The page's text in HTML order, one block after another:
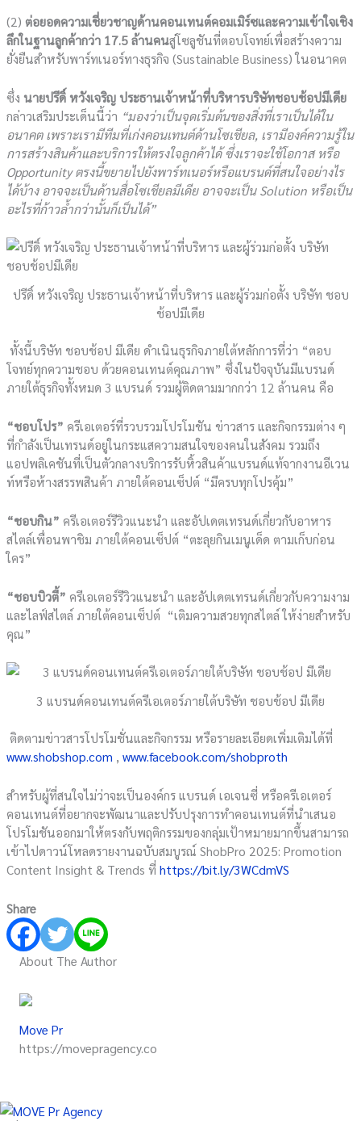
(2) ต่อยอดความเชี่ยวชาญด้านคอนเทนต์คอมเมิร์ซและความเข้าใจเชิง
ลึกในฐานลูกค้ากว่า 17.5 ล้านคนสู่โซลูชันที่ตอบโจทย์เพื่อสร้างความ
ยั่งยืนสำหรับพาร์ทเนอร์ทางธุรกิจ (Sustainable Business) ในอนาคต
ซึ่ง นายปรีดิ์ หวังเจริญ ประธานเจ้าหน้าที่บริหารบริษัทชอบช้อปมีเดีย
กล่าวเสริมประเด็นนี้ว่า “มองว่าเป็นจุดเริ่มต้นของสิ่งที่เราเป็นได้ใน
อนาคต เพราะเรามีทีมที่เก่งคอนเทนต์ด้านโซเชียล, เรามีองค์ความรู้ใน
การสร้างสินค้าและบริการให้ตรงใจลูกค้าได้ ซึ่งเราจะใช้โอกาส หรือ
Opportunity ตรงนี้ขยายไปยังพาร์ทเนอร์หรือแบรนด์ที่สนใจอย่างไร
ได้บ้าง อาจจะเป็นด้านสื่อโซเชียลมีเดีย อาจจะเป็น Solution หรือเป็น
อะไรที่ก้าวล้ำกว่านั้นก็เป็นได้”
ปรีดิ์ หวังเจริญ ประธานเจ้าหน้าที่บริหาร และผู้ร่วมก่อตั้ง บริษัท ชอบ
ช้อปมีเดีย
ทั้งนี้บริษัท ชอบช้อป มีเดีย ดำเนินธุรกิจภายใต้หลักการที่ว่า “ตอบ
โจทย์ทุกความชอบ ด้วยคอนเทนต์คุณภาพ” ซึ่งในปัจจุบันมีแบรนด์
ภายใต้ธุรกิจทั้งหมด 3 แบรนด์ รวมผู้ติดตามมากกว่า 12 ล้านคน คือ
“ชอบโปร” ครีเอเตอร์ที่รวบรวมโปรโมชัน ข่าวสาร และกิจกรรมต่าง ๆ
ที่กำลังเป็นเทรนด์อยู่ในกระแสความสนใจของคนในสังคม รวมถึง
แอปพลิเคชันที่เป็นตัวกลางบริการรับหิ้วสินค้าแบรนด์แท้จากงานอีเวน
ท์หรือห้างสรรพสินค้า ภายใต้คอนเซ็ปต์ “มีครบทุกโปรคุ้ม”
“ชอบกิน” ครีเอเตอร์รีวิวแนะนำ และอัปเดตเทรนด์เกี่ยวกับอาหาร
สไตล์เพื่อนพาชิม ภายใต้คอนเซ็ปต์ “ตะลุยกินเมนูเด็ด ตามเก็บก่อน
ใคร”
“ชอบบิวตี้” ครีเอเตอร์รีวิวแนะนำ และอัปเดตเทรนด์เกี่ยวกับความงาม
และไลฟ์สไตล์ ภายใต้คอนเซ็ปต์ “เติมความสวยทุกสไตล์ ให้ง่ายสำหรับ
คุณ”
3 แบรนด์คอนเทนต์ครีเอเตอร์ภายใต้บริษัท ชอบช้อป มีเดีย
ติดตามข่าวสารโปรโมชั่นและกิจกรรม หรือรายละเอียดเพิ่มเติมได้ที่
www.shobshop.com ,www.facebook.com/shobproth
สำหรับผู้ที่สนใจไม่ว่าจะเป็นองค์กร แบรนด์ เอเจนซี่ หรือครีเอเตอร์
คอนเทนต์ที่อยากจะพัฒนาและปรับปรุงการทำคอนเทนต์ที่นำเสนอ
โปรโมชันออกมาให้ตรงกับพฤติกรรมของกลุ่มเป้าหมายมากขึ้นสามารถ
เข้าไปดาวน์โหลดรายงานฉบับสมบูรณ์ ShobPro 2025: Promotion
Content Insight & Trends ที่https://bit.ly/3WCdmVS
Share
About The Author
Move Pr
https://movepragency.co